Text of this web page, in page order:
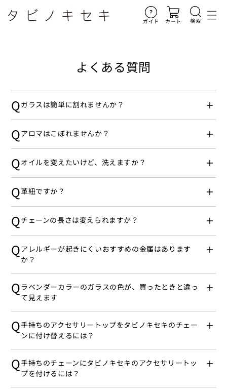
ンツに
進む
ガイド カート 検索
よくある質問
Qガラスは簡単に割れませんか？
Qアロマはこぼれませんか？
Qオイルを変えたいけど、洗えますか？
Q革紐ですか？
Qチェーンの長さは変えられますか？
Qアレルギーが起きにくいおすすめの金属はあります
か？
Q ラベンダーカラーのガラスの色が、買ったときと違っ
て見えます
Q手持ちのアクセサリートップをタビノキセキのチェー
ンに付け替えるには？
Q手持ちのチェーンにタビノキセキのアクセサリートッ
プを付けるには？